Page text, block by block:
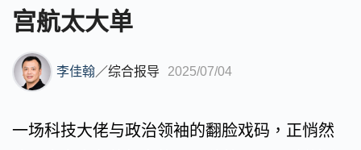
宫航太大单
李佳翰／综合报导 2025/07/04
一场科技大佬与政治领袖的翻脸戏码，正悄然